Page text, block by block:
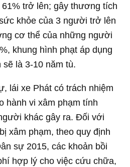
trở lên; gây thương tích
khỏe của 3 người trở lên
cơ thể của những người
khung hình phạt áp dụng
là 3-10 năm tù.
lái xe Phát có trách nhiệm
hành vi xâm phạm tính
khác gây ra. Đối với
xâm phạm, theo quy định
sự 2015, các khoản bồi
hợp lý cho việc cứu chữa,